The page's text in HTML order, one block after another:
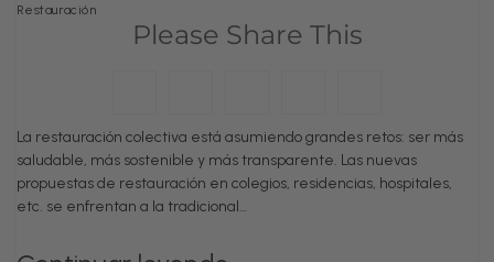
Restauración
Please Share This
La restauración colectiva está asumiendo grandes retos: ser más
saludable, más sostenible y más transparente. Las nuevas
propuestas de restauración en colegios, residencias, hospitales,
etc. se enfrentan a la tradicional…